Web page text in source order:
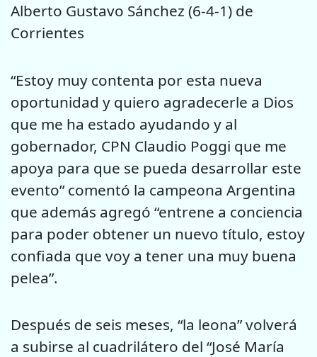
Alberto Gustavo Sánchez (6-4-1) de
Corrientes
“Estoy muy contenta por esta nueva
oportunidad y quiero agradecerle a Dios
que me ha estado ayudando y al
gobernador, CPN Claudio Poggi que me
apoya para que se pueda desarrollar este
evento” comentó la campeona Argentina
que además agregó “entrene a conciencia
para poder obtener un nuevo título, estoy
confiada que voy a tener una muy buena
pelea”.
Después de seis meses, “la leona” volverá
a subirse al cuadrilátero del “José María